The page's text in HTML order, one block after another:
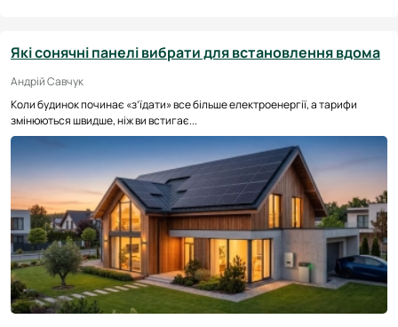
Які сонячні панелі вибрати для встановлення вдома
Андрій Савчук
Коли будинок починає «з’їдати» все більше електроенергії, а тарифи
змінюються швидше, ніж ви встигає...